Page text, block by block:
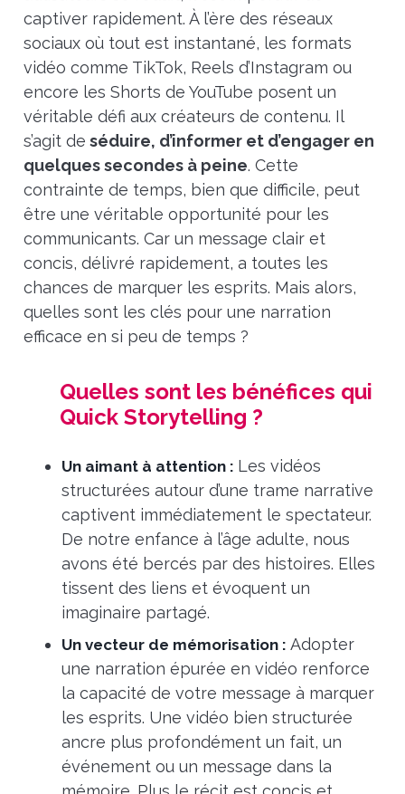
captiver rapidement. À l’ère des réseaux
sociaux où tout est instantané, les formats
vidéo comme TikTok, Reels d’Instagram ou
encore les Shorts de YouTube posent un
véritable défi aux créateurs de contenu. Il
s’agit de séduire, d’informer et d’engager en
quelques secondes à peine. Cette
contrainte de temps, bien que difficile, peut
être une véritable opportunité pour les
communicants. Car un message clair et
concis, délivré rapidement, a toutes les
chances de marquer les esprits. Mais alors,
quelles sont les clés pour une narration
efficace en si peu de temps ?
Quelles sont les bénéfices qui
Quick Storytelling ?
Un aimant à attention : Les vidéos
structurées autour d’une trame narrative
captivent immédiatement le spectateur.
De notre enfance à l’âge adulte, nous
avons été bercés par des histoires. Elles
tissent des liens et évoquent un
imaginaire partagé.
Un vecteur de mémorisation : Adopter
une narration épurée en vidéo renforce
la capacité de votre message à marquer
les esprits. Une vidéo bien structurée
ancre plus profondément un fait, un
événement ou un message dans la